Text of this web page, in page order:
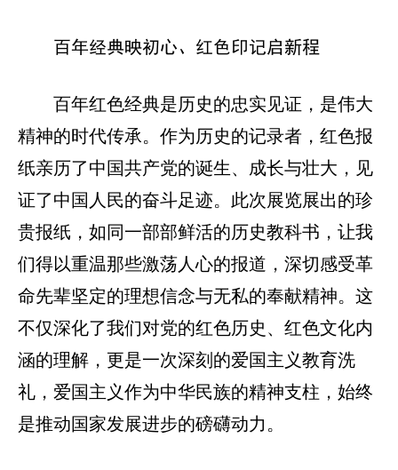
百年经典映初心、红色印记启新程
百年红色经典是历史的忠实见证，是伟大
精神的时代传承。作为历史的记录者，红色报
纸亲历了中国共产党的诞生、成长与壮大，见
证了中国人民的奋斗足迹。此次展览展出的珍
贵报纸，如同一部部鲜活的历史教科书，让我
们得以重温那些激荡人心的报道，深切感受革
命先辈坚定的理想信念与无私的奉献精神。这
不仅深化了我们对党的红色历史、红色文化内
涵的理解，更是一次深刻的爱国主义教育洗
礼，爱国主义作为中华民族的精神支柱，始终
是推动国家发展进步的磅礴动力。